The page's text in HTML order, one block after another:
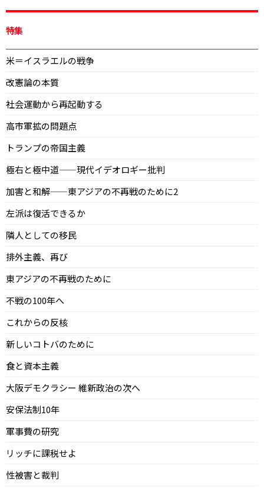
特集
米＝イスラエルの戦争
改憲論の本質
社会運動から再起動する
高市軍拡の問題点
トランプの帝国主義
極右と極中道——現代イデオロギー批判
加害と和解——東アジアの不再戦のために2
左派は復活できるか
隣人としての移民
排外主義、再び
東アジアの不再戦のために
不戦の100年へ
これからの反核
新しいコトバのために
食と資本主義
大阪デモクラシー 維新政治の次へ
安保法制10年
軍事費の研究
リッチに課税せよ
性被害と裁判